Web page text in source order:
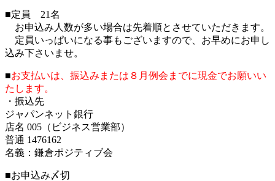
■定員 21名
お申込み人数が多い場合は先着順とさせていただきます。
定員いっぱいになる事もございますので、お早めにお申し
込み下さいませ。
■お支払いは、振込みまたは８月例会までに現金でお願いい
たします。
・振込先
ジャパンネット銀行
店名 005（ビジネス営業部）
普通 1476162
名義：鎌倉ポジティブ会
■お申込み〆切